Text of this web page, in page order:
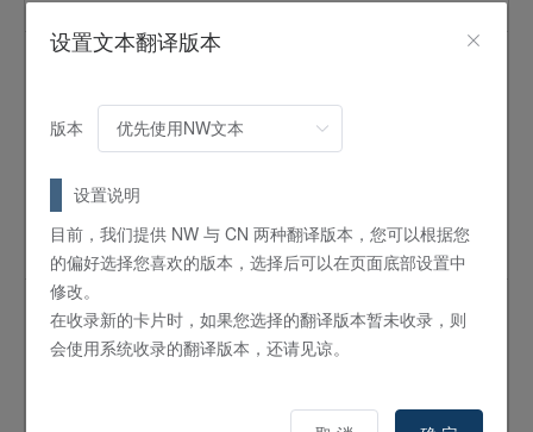
[SR] 疾走的暗黑骑士盖亚
7 星 / ATK:2300 /DEF:2100 / 战士 /
「疾走の暗黒騎士ガイア／疾走的暗黑骑士盖亚」的③效果1回
合只能使用1次。①：这张卡可以不作解放地召唤。②：不作解
放地召唤的这张卡的原攻击力变为1900。③：这张卡被解放的
场合可以发动。从卡组将1只「カオス・ソルジャー／混沌戦
士」怪兽加入手牌。
[SR] 超戦士 混沌戦士
藉由「超戦士の儀式／超戦士的仪式」降临。自己1回合只能特
设置文本翻译版本
版本
设置说明
目前，我们提供 NW 与 CN 两种翻译版本，您可以根据您
的偏好选择您喜欢的版本，选择后可以在页面底部设置中
修改。
在收录新的卡片时，如果您选择的翻译版本暂未收录，则
会使用系统收录的翻译版本，还请见谅。